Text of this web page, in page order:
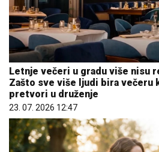
Letnje večeri u gradu više nisu
Zašto sve više ljudi bira večeru
pretvori u druženje
23. 07. 2026 12:47